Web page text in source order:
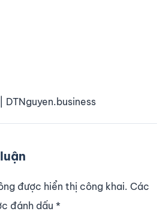
DTNguyen.business
được hiển thị công khai. Các
đánh dấu *